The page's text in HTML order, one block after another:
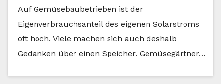
Auf Gemüsebaubetrieben ist der
Eigenverbrauchsanteil des eigenen Solarstroms
oft hoch. Viele machen sich auch deshalb
Gedanken über einen Speicher. Gemüsegärtner…